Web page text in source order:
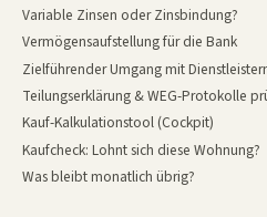
Variable Zinsen oder Zinsbindung?
Vermögensaufstellung für die Bank
Zielführender Umgang mit
Teilungserklärung & WEG-Protokolle
Kauf-Kalkulationstool (Cockpit)
Kaufcheck: Lohnt sich diese Wohnung?
Was bleibt monatlich übrig?